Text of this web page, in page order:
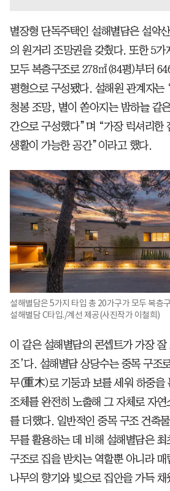
별장형 단독주택인 설해별담은 설악
의 원거리 조망권을 갖췄다. 또한 5가
모두 복층구조로 278㎡(84평)부터
평형으로 구성됐다. 설해원 관계자는
청봉 조망, 별이 쏟아지는 밤하늘 같
간으로 구성했다”며 “가장 럭셔리한
생활이 가능한 공간”이라고 했다.
설해별담은 5가지 타입 총 20가구가 모두 복층
설해별담 C타입./계선 제공(사진작가 이철희)
이 같은 설해별담의 콘셉트가 가장
조’다. 설해별담 상당수는 중목 구조
무(重木)로 기둥과 보를 세워 하중을
조체를 완전히 노출해 그 자체로 자
를 더했다. 일반적인 중목 구조 건축
무를 활용하는 데 비해 설해별담은
구조로 집을 받치는 역할뿐 아니라
나무의 향기와 빛으로 집안을 가득